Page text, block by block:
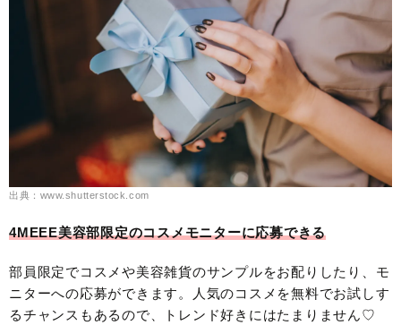
出典：www.shutterstock.com
4MEEE美容部限定のコスメモニターに応募できる
部員限定でコスメや美容雑貨のサンプルをお配りしたり、モ
ニターへの応募ができます。人気のコスメを無料でお試しす
るチャンスもあるので、トレンド好きにはたまりません♡